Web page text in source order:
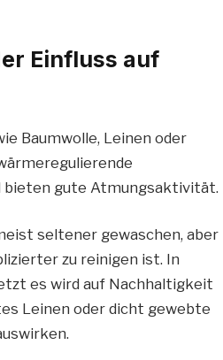
Einfluss auf
Baumwolle, Leinen oder
bieten gute Atmungsaktivität.
seltener gewaschen, aber
zu reinigen ist. In
es wird auf Nachhaltigkeit
Leinen oder dicht gewebte